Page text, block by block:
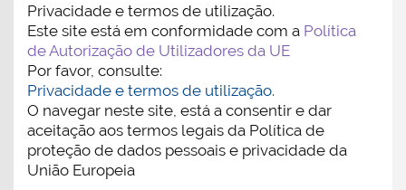
Privacidade e termos de utilização.
Este site está em conformidade com a Política
de Autorização de Utilizadores da UE
Por favor, consulte:
Privacidade e termos de utilização.
O navegar neste site, está a consentir e dar
aceitação aos termos legais da Política de
proteção de dados pessoais e privacidade da
União Europeia